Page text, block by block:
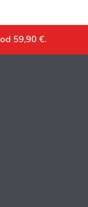
od 59,90 €.